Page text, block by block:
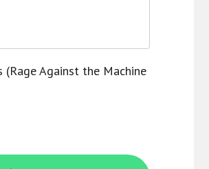
Against the Machine